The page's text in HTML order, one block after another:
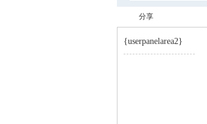
分享
{userpanelarea2}